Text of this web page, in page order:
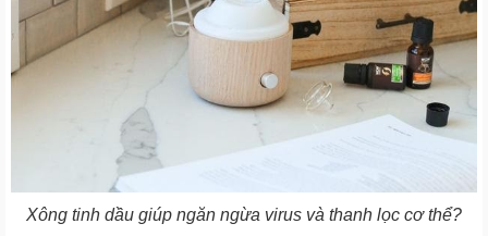
Xông tinh dầu giúp ngăn ngừa virus và thanh lọc cơ thể?